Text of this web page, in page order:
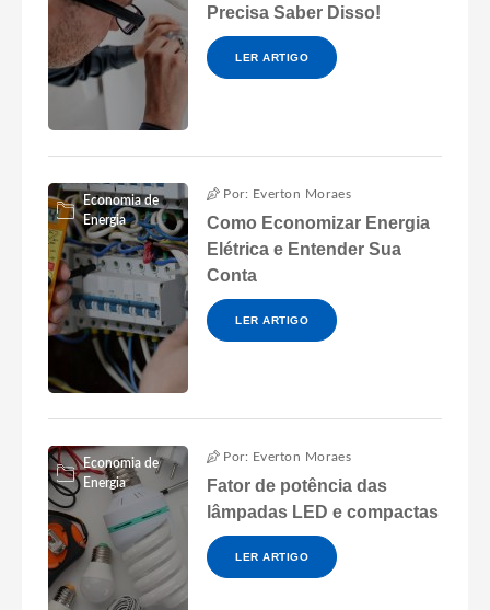
Precisa Saber Disso!
LER ARTIGO
Economia de
Energia
Por: Everton Moraes
Como Economizar Energia
Elétrica e Entender Sua
Conta
LER ARTIGO
Economia de
Energia
Por: Everton Moraes
Fator de potência das
lâmpadas LED e compactas
LER ARTIGO